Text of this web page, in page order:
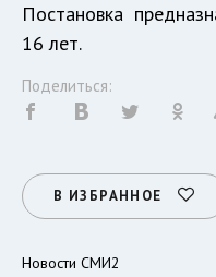
Постановка
16 лет.
Поделиться:
В ИЗБРАННОЕ
Новости СМИ2